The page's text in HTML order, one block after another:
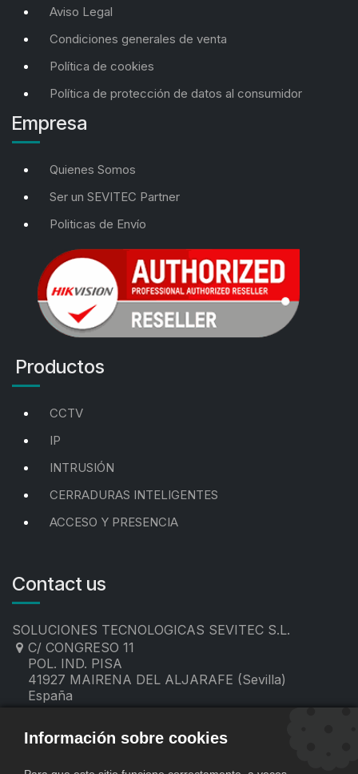
Aviso Legal
Condiciones generales de venta
Política de cookies
Política de protección de datos al consumidor
Empresa
Quienes Somos
Ser un SEVITEC Partner
Politicas de Envío
Productos
CCTV
IP
INTRUSIÓN
CERRADURAS INTELIGENTES
ACCESO Y PRESENCIA
Contact us
SOLUCIONES TECNOLOGICAS SEVITEC S.L.
C/ CONGRESO 11
POL. IND. PISA
41927 MAIRENA DEL ALJARAFE (Sevilla)
España
contacto@sevitec.es
Información sobre cookies